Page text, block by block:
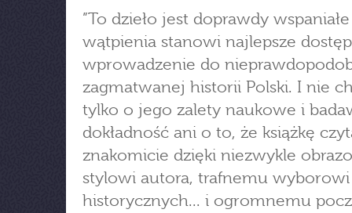
”To dzieło jest doprawdy
wątpienia stanowi najlepsze
wprowadzenie do
zagmatwanej historii Polski. I nie
tylko o jego zalety naukowe i
dokładność ani o to, że książkę
znakomicie dzięki niezwykle
stylowi autora, trafnemu wyborowi
historycznych... i ogromnemu